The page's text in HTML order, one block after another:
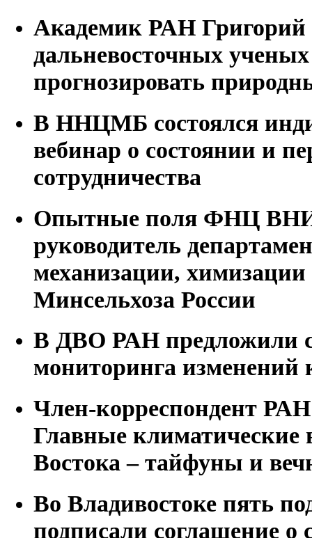
Академик РАН Григорий
дальневосточных
прогнозировать
В ННЦМБ состоялся
вебинар о состоянии и
сотрудничества
Опытные поля ФНЦ
руководитель
механизации,
Минсельхоза России
В ДВО РАН предложили
мониторинга изменений
Член-корреспондент
Главные климатические
Востока – тайфуны и
Во Владивостоке пять
подписали соглашение о